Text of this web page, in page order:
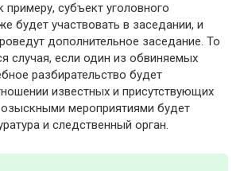
субъект уголовного
будет участвовать в заседании, и
дополнительное заседание. То
случая, если один из обвиняемых
разбирательство будет
известных и присутствующих
мероприятиями будет
и следственный орган.